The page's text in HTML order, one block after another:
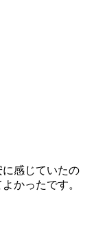
感じていたの
かったです。